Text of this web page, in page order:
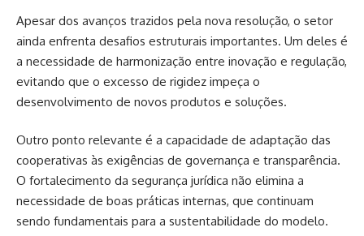
Apesar dos avanços trazidos pela nova resolução, o setor
ainda enfrenta desafios estruturais importantes. Um deles é
a necessidade de harmonização entre inovação e regulação,
evitando que o excesso de rigidez impeça o
desenvolvimento de novos produtos e soluções.
Outro ponto relevante é a capacidade de adaptação das
cooperativas às exigências de governança e transparência.
O fortalecimento da segurança jurídica não elimina a
necessidade de boas práticas internas, que continuam
sendo fundamentais para a sustentabilidade do modelo.